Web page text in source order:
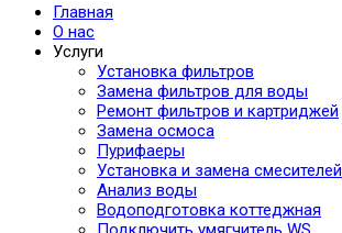
Главная
О нас
Услуги
Установка фильтров
Замена фильтров для воды
Ремонт фильтров и картриджей
Замена осмоса
Пурифаеры
Установка и замена смесителей
Анализ воды
Водоподготовка коттеджная